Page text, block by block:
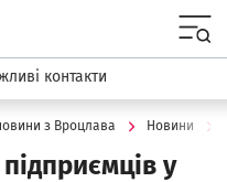
контакти
з Вроцлава Новини
у